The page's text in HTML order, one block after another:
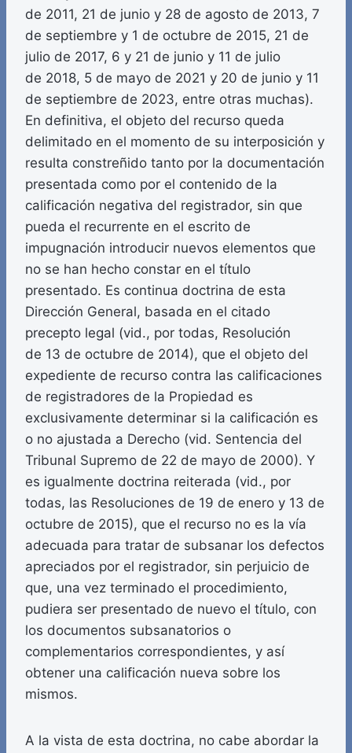
de 2011, 21 de junio y 28 de agosto de 2013, 7
de septiembre y 1 de octubre de 2015, 21 de
julio de 2017, 6 y 21 de junio y 11 de julio
de 2018, 5 de mayo de 2021 y 20 de junio y 11
de septiembre de 2023, entre otras muchas).
En definitiva, el objeto del recurso queda
delimitado en el momento de su interposición y
resulta constreñido tanto por la documentación
presentada como por el contenido de la
calificación negativa del registrador, sin que
pueda el recurrente en el escrito de
impugnación introducir nuevos elementos que
no se han hecho constar en el título
presentado. Es continua doctrina de esta
Dirección General, basada en el citado
precepto legal (vid., por todas, Resolución
de 13 de octubre de 2014), que el objeto del
expediente de recurso contra las calificaciones
de registradores de la Propiedad es
exclusivamente determinar si la calificación es
o no ajustada a Derecho (vid. Sentencia del
Tribunal Supremo de 22 de mayo de 2000). Y
es igualmente doctrina reiterada (vid., por
todas, las Resoluciones de 19 de enero y 13 de
octubre de 2015), que el recurso no es la vía
adecuada para tratar de subsanar los defectos
apreciados por el registrador, sin perjuicio de
que, una vez terminado el procedimiento,
pudiera ser presentado de nuevo el título, con
los documentos subsanatorios o
complementarios correspondientes, y así
obtener una calificación nueva sobre los
mismos.
A la vista de esta doctrina, no cabe abordar la